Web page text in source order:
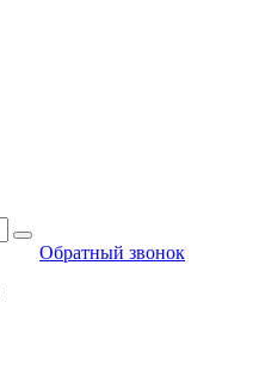
Обратный звонок